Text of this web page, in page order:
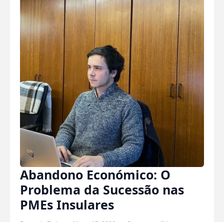
Abandono Económico: O
Problema da Sucessão nas
PMEs Insulares